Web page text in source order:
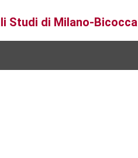
Studi di Milano-Bicocca